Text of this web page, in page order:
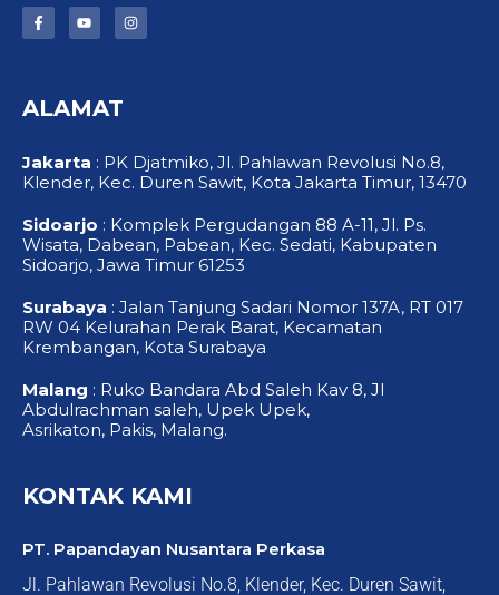
F
a
o
o
Y
o
b
e
I
n
ALAMAT
Jakarta : PK Djatmiko, Jl. Pahlawan Revolusi No.8,
Klender, Kec. Duren Sawit, Kota Jakarta Timur, 13470
Sidoarjo : Komplek Pergudangan 88 A-11, Jl. Ps.
Wisata, Dabean, Pabean, Kec. Sedati, Kabupaten
Sidoarjo, Jawa Timur 61253
Surabaya : Jalan Tanjung Sadari Nomor 137A, RT 017
RW 04 Kelurahan Perak Barat, Kecamatan
Krembangan, Kota Surabaya
Malang : Ruko Bandara Abd Saleh Kav 8, Jl
Abdulrachman saleh, Upek Upek,
Asrikaton, Pakis, Malang.
KONTAK KAMI
PT. Papandayan Nusantara Perkasa
Jl. Pahlawan Revolusi No.8, Klender, Kec. Duren Sawit,